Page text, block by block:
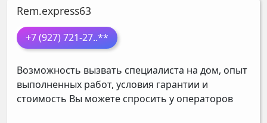
Rem.express63
+7 (927) 721-27..**
Возможность вызвать специалиста на дом, опыт
выполненных работ, условия гарантии и
стоимость Вы можете спросить у операторов